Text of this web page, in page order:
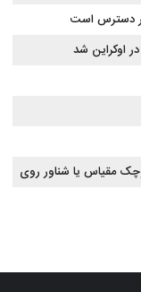
دسترس است
اوکراین شد
مقیاس یا شناور روی